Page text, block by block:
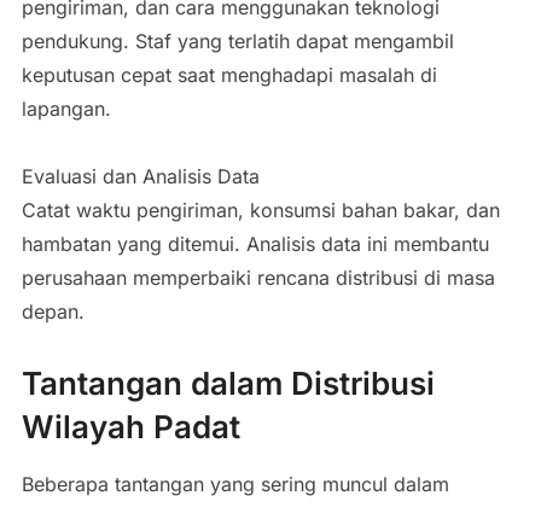
pengiriman, dan cara menggunakan teknologi
pendukung. Staf yang terlatih dapat mengambil
keputusan cepat saat menghadapi masalah di
lapangan.
Evaluasi dan Analisis Data
Catat waktu pengiriman, konsumsi bahan bakar, dan
hambatan yang ditemui. Analisis data ini membantu
perusahaan memperbaiki rencana distribusi di masa
depan.
Tantangan dalam Distribusi
Wilayah Padat
Beberapa tantangan yang sering muncul dalam